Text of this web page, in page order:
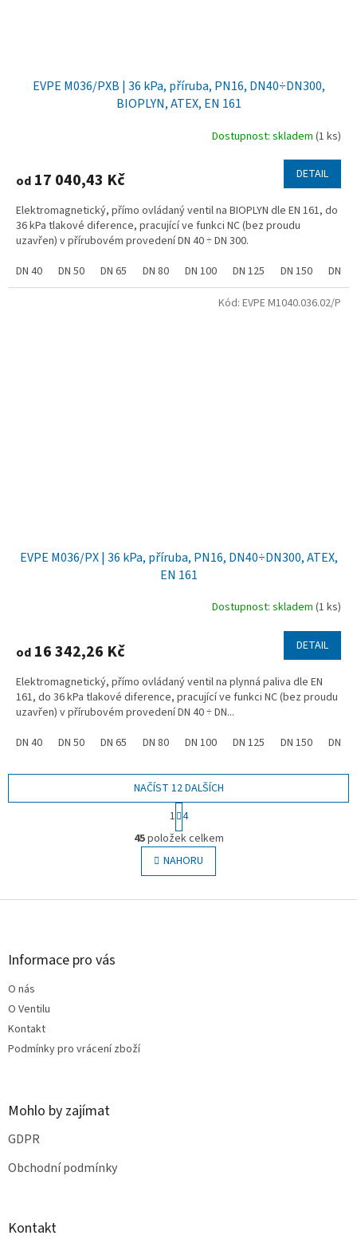
EVPE M036/PXB | 36 kPa, příruba, PN16, DN40÷DN300,
BIOPLYN, ATEX, EN 161
Dostupnost: skladem (1 ks)
od 17 040,43 Kč DETAIL
Elektromagnetický, přímo ovládaný ventil na BIOPLYN dle EN 161, do
36 kPa tlakové diference, pracující ve funkci NC (bez proudu
uzavřen) v přírubovém provedení DN 40 ÷ DN 300.
DN 40
DN 50 DN 65 DN 80 DN 100 DN 125 DN 150 DN
EVPE M036/PX | 36 kPa, příruba, PN16, DN40÷DN300, ATEX,
EN 161
Dostupnost: skladem (1 ks)
od 16 342,26 Kč DETAIL
Elektromagnetický, přímo ovládaný ventil na plynná paliva dle EN
161, do 36 kPa tlakové diference, pracující ve funkci NC (bez proudu
uzavřen) v přírubovém provedení DN 40 ÷ DN...
DN 40
DN 50 DN 65 DN 80 DN 100 DN 125 DN 150 DN
Kód: EVPE M1040.036.02/P
O
v
l
á
NAČÍST 12 DALŠÍCH
S
t
r
á
n
k
v
1 4
45položek celkem
NAHORU
Z
Informace pro vás
O nás
O Ventilu
Kontakt
Podmínky pro vrácení zboží
Mohlo by zajímat
GDPR
Obchodní podmínky
Kontakt